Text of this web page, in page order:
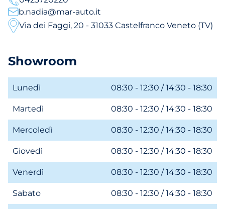
b.nadia@mar-auto.it
Via dei Faggi, 20 - 31033 Castelfranco Veneto (TV)
Showroom
Lunedì 08:30 - 12:30 / 14:30 - 18:30
Martedì 08:30 - 12:30 / 14:30 - 18:30
Mercoledì 08:30 - 12:30 / 14:30 - 18:30
Giovedì 08:30 - 12:30 / 14:30 - 18:30
Venerdì 08:30 - 12:30 / 14:30 - 18:30
Sabato 08:30 - 12:30 / 14:30 - 18:30